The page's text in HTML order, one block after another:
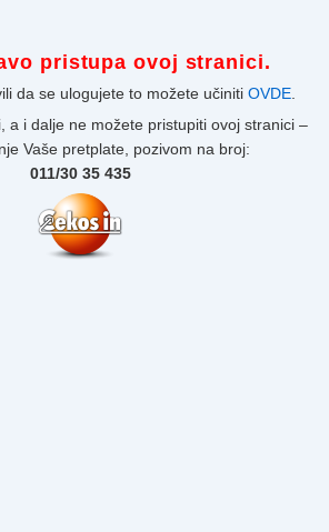
pristupa ovoj stranici.
da se ulogujete to možete učiniti OVDE
a i dalje ne možete pristupiti ovoj stranici –
Vaše pretplate, pozivom na broj:
011/30 35 435